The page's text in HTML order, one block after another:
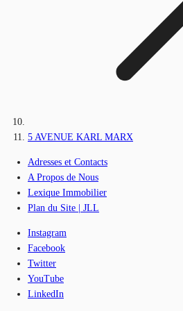
5 AVENUE KARL MARX
Adresses et Contacts
A Propos de Nous
Lexique Immobilier
Plan du Site | JLL
Instagram
Facebook
Twitter
YouTube
LinkedIn